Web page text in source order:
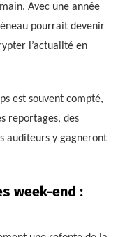
Avec une année
pourrait devenir
l’actualité en
est souvent compté,
reportages, des
auditeurs y gagneront
week-end :